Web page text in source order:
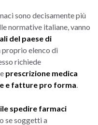
sono decisamente più
normative italiane, vanno
del paese di
proprio elenco di
richiede
prescrizione medica
e fatture pro forma
spedire farmaci
se soggetti a